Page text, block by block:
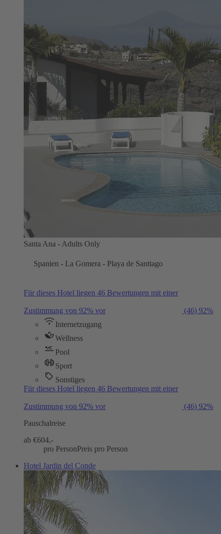
Santa Ana - Adults Only
Spanien - La Gomera - Playa de Santiago
Für dieses Hotel liegen 46 Bewertungen mit einer
Zustimmung von 92% vor (46) 92%
Internetzugang
Wellness
Pool
Sport
Sonstiges
Für dieses Hotel liegen 46 Bewertungen mit einer
Zustimmung von 92% vor (46) 92%
Pauschalreise
ab €604,-
pro PersonPreis pro Person
Hotel Jardin del Conde